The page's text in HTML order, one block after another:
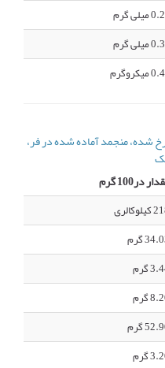
شده، منجمد آماده شده در فر،
در100 گرم
گرم
گرم
گرم
گرم
گرم
گرم
گرم